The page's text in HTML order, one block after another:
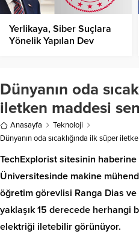
Yerlikaya, Siber Suçlara
Yönelik Yapılan Dev
Dünyanın oda
iletken maddesi
Anasayfa
Teknoloji
Dünyanın oda sıcaklığında ilk süper
TechExplorist sitesinin
Üniversitesinde makine
öğretim görevlisi Ranga Dias
yaklaşık 15 derecede herhangi
elektriği iletebilir görünüyor.